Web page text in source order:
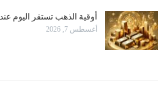
أوقية الذهب تستقر اليوم عند 4235.57
أغسطس 7, 2026